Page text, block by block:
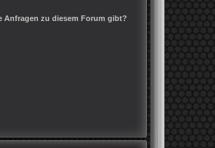
Anfragen zu diesem Forum gibt?